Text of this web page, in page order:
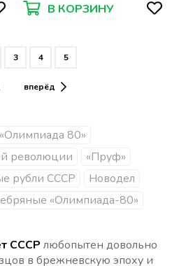
В КОРЗИНУ
3 4 5
вперёд
80»
революции
«Пруф»
рубли СССР
Новодел
«Олимпиада-80»
СССР любопытен довольно
в брежневскую эпоху и